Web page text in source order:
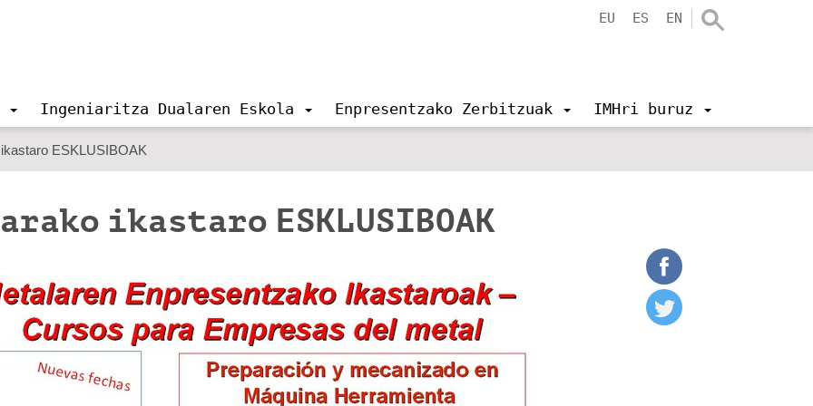
EU ES EN
Ingeniaritza Dualaren Eskola Enpresentzako Zerbitzuak IMHri buruz
ESKLUSIBOAK
ikastaro ESKLUSIBOAK